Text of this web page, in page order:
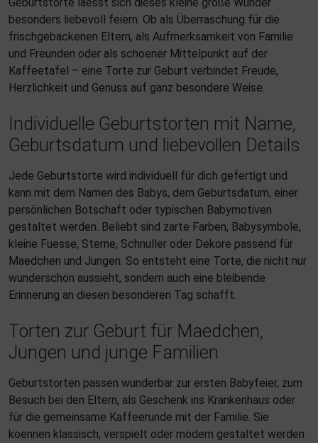
besonders liebevoll feiern. Ob als Überraschung für die
frischgebackenen Eltern, als Aufmerksamkeit von Familie
und Freunden oder als schoener Mittelpunkt auf der
Kaffeetafel – eine Torte zur Geburt verbindet Freude,
Herzlichkeit und Genuss auf ganz besondere Weise.
Individuelle Geburtstorten mit Name,
Geburtsdatum und liebevollen Details
Jede Geburtstorte wird individuell für dich gefertigt und
kann mit dem Namen des Babys, dem Geburtsdatum, einer
persönlichen Botschaft oder typischen Babymotiven
gestaltet werden. Beliebt sind zarte Farben, Babysymbole,
kleine Fuesse, Sterne, Schnuller oder Dekore passend für
Maedchen und Jungen. So entsteht eine Torte, die nicht nur
wunderschon aussieht, sondern auch eine bleibende
Erinnerung an diesen besonderen Tag schafft.
Torten zur Geburt für Maedchen,
Jungen und junge Familien
Geburtstorten passen wunderbar zur ersten Babyfeier, zum
Besuch bei den Eltern, als Geschenk ins Krankenhaus oder
für die gemeinsame Kaffeerunde mit der Familie. Sie
koennen klassisch, verspielt oder modern gestaltet werden